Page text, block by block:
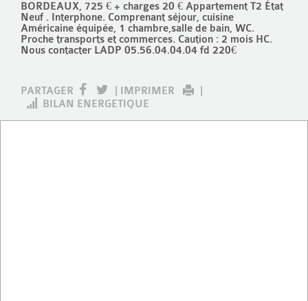
BORDEAUX, 725 € + charges 20 € Appartement T2 État
Neuf . Interphone. Comprenant séjour, cuisine
Américaine équipée, 1 chambre,salle de bain, WC.
Proche transports et commerces. Caution : 2 mois HC.
Nous contacter LADP 05.56.04.04.04 fd 220€
PARTAGER IMPRIMER
BILAN ENERGETIQUE